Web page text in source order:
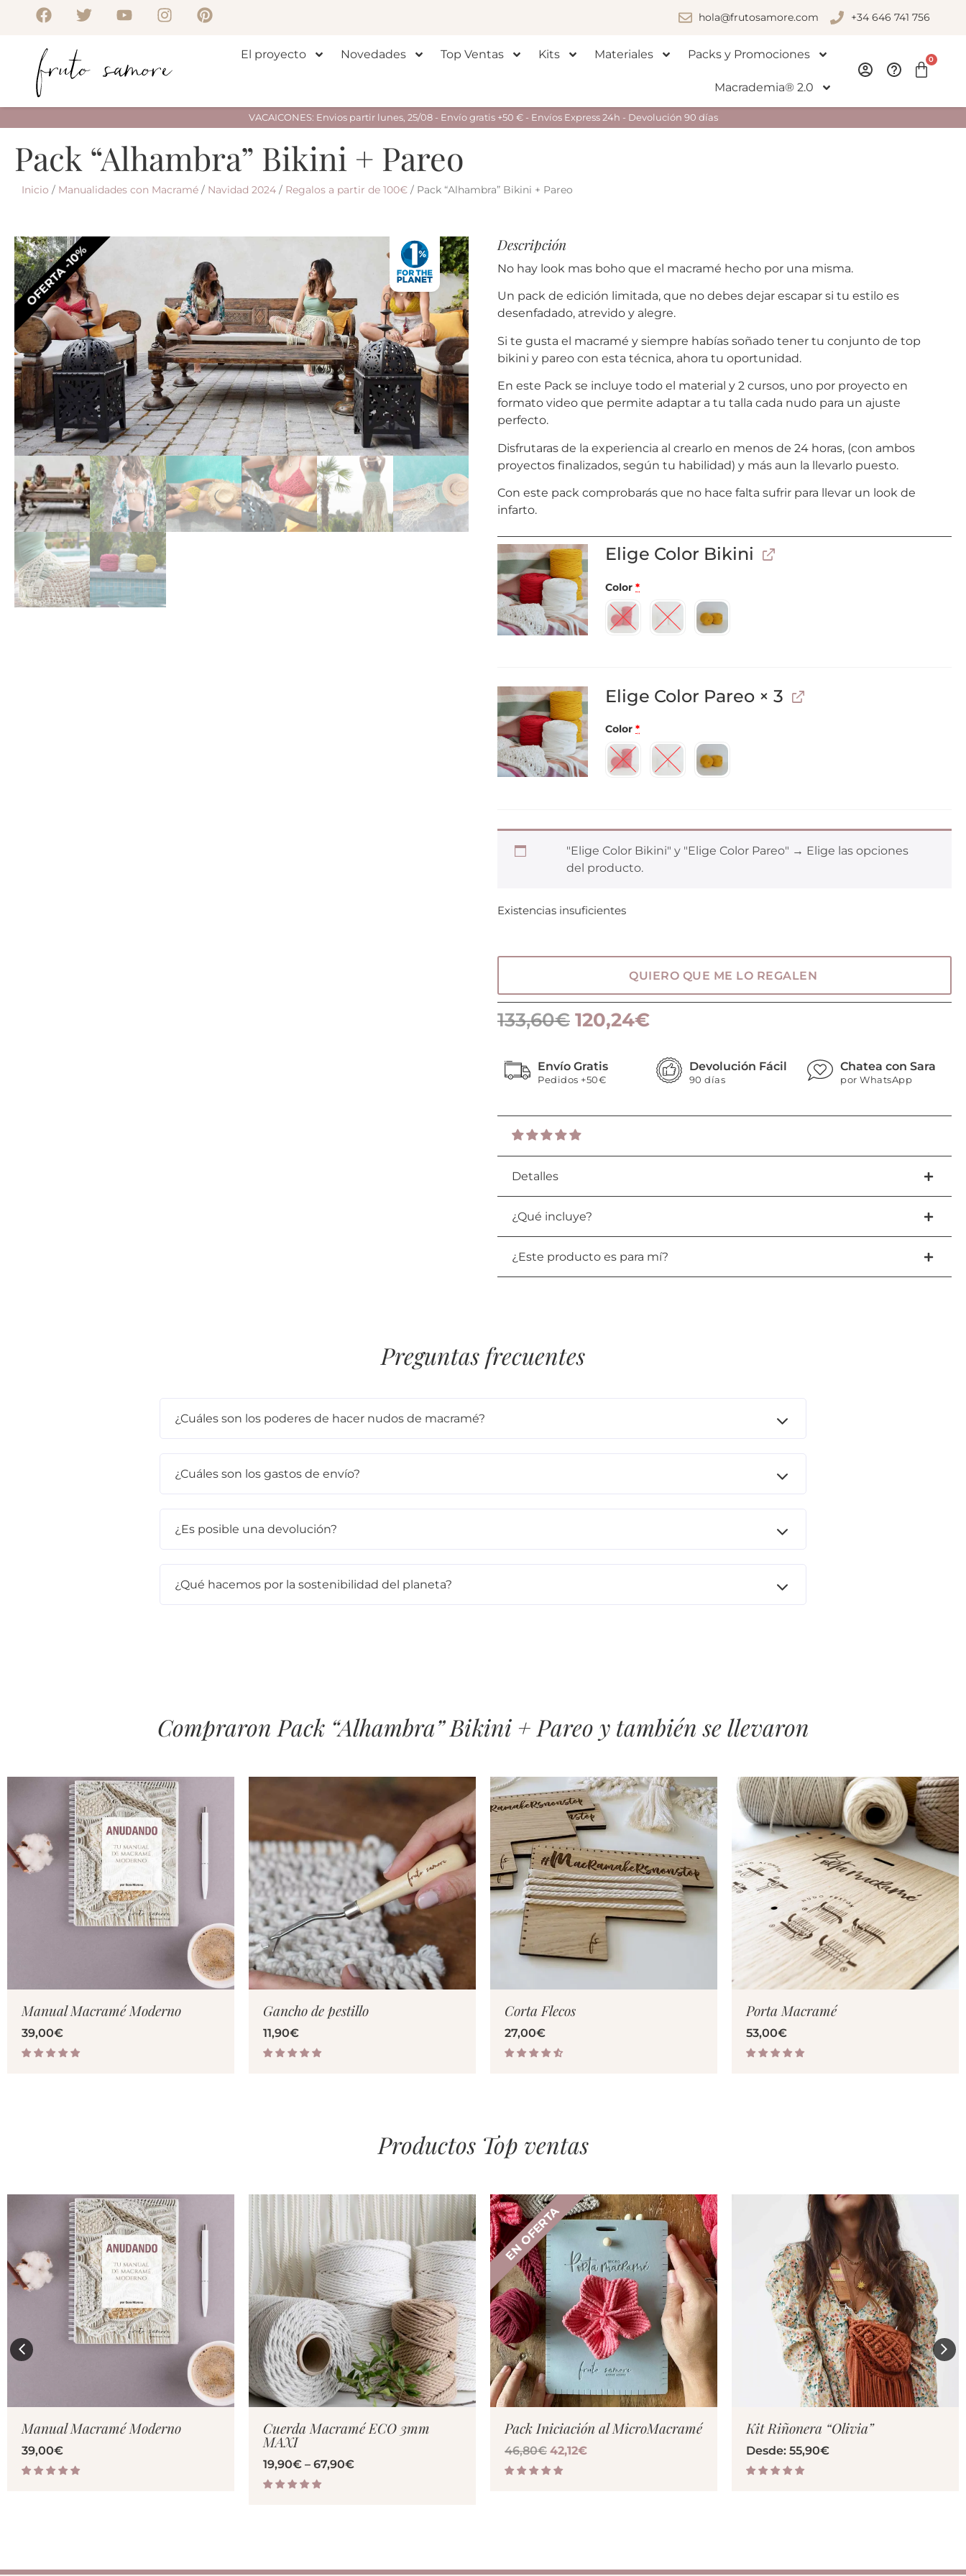
hola@frutosamore.com +34 646 741 756
El proyecto Novedades Top Ventas Kits Materiales Packs y Promociones
Macrademia® 2.0
0
VACAICONES: Envios partir lunes, 25/08 - Envío gratis +50 € - Envíos Express 24h - Devolución 90 días
Pack “Alhambra” Bikini + Pareo
Inicio / Manualidades con Macramé / Navidad 2024 / Regalos a partir de 100€ / Pack “Alhambra” Bikini + Pareo
OFERTA -10% Descripción
No hay look mas boho que el macramé hecho por una misma.
Un pack de edición limitada, que no debes dejar escapar si tu estilo es
desenfadado, atrevido y alegre.
Si te gusta el macramé y siempre habías soñado tener tu conjunto de top
bikini y pareo con esta técnica, ahora tu oportunidad.
En este Pack se incluye todo el material y 2 cursos, uno por proyecto en
formato video que permite adaptar a tu talla cada nudo para un ajuste
perfecto.
Disfrutaras de la experiencia al crearlo en menos de 24 horas, (con ambos
proyectos finalizados, según tu habilidad) y más aun la llevarlo puesto.
Con este pack comprobarás que no hace falta sufrir para llevar un look de
infarto.
Elige Color Bikini
Color*
Elige Color Pareo × 3
Color*
"Elige Color Bikini" y "Elige Color Pareo" → Elige las opciones
del producto.
Existencias insuficientes
QUIERO QUE ME LO REGALEN
133,60€ 120,24€
Envío Gratis
Pedidos +50€
Devolución Fácil
90 días
Chatea con Sara
por WhatsApp
Detalles
¿Qué incluye?
¿Este producto es para mí?
Preguntas frecuentes
¿Cuáles son los poderes de hacer nudos de macramé?
¿Cuáles son los gastos de envío?
¿Es posible una devolución?
¿Qué hacemos por la sostenibilidad del planeta?
Compraron Pack “Alhambra” Bikini + Pareo y también se llevaron
Manual Macramé Moderno
39,00€
VER PRODUCTO
Gancho de pestillo
11,90€
VER PRODUCTO
Corta Flecos
27,00€
VER PRODUCTO
Porta Macramé
53,00€
Productos Top ventas
Manual Macramé Moderno
39,00€
VER PRODUCTO
Cuerda Macramé ECO 3mm
MAXI
19,90€ – 67,90€
VER PRODUCTO
EN OFERTA
Pack Iniciación al MicroMacramé
46,80€ 42,12€
VER PRODUCTO
Kit Riñonera “Olivia”
Desde: 55,90€